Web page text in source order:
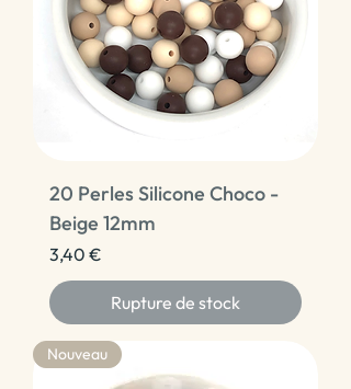
20 Perles Silicone Choco -
Beige 12mm
Prix
3,40 €
Rupture de stock
Nouveau